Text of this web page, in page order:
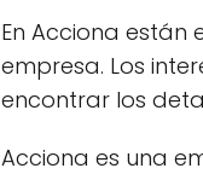
En Acciona están
empresa. Los
encontrar los
Acciona es una